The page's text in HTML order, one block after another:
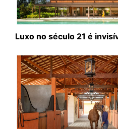
Luxo no século 21 é